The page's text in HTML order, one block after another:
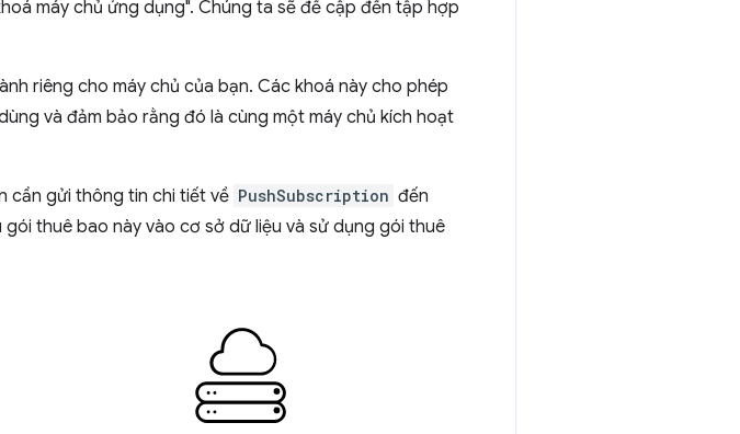
máy chủ ứng dụng". Chúng ta sẽ đề cập đến tập hợp
riêng cho máy chủ của bạn. Các khoá này cho phép
và đảm bảo rằng đó là cùng một máy chủ kích hoạt
cần gửi thông tin chi tiết về PushSubscription đến
thuê bao này vào cơ sở dữ liệu và sử dụng gói thuê